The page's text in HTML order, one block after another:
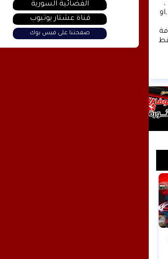
الفضائية السورية
قناة عشتار يوتيوب
صفحتنا على فيس بوك